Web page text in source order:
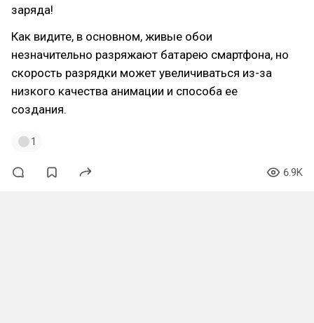
заряда!
Как видите, в основном, живые обои
незначительно разряжают батарею смартфона, но
скорость разрядки может увеличиваться из-за
низкого качества анимации и способа ее
создания.
1
6.9K